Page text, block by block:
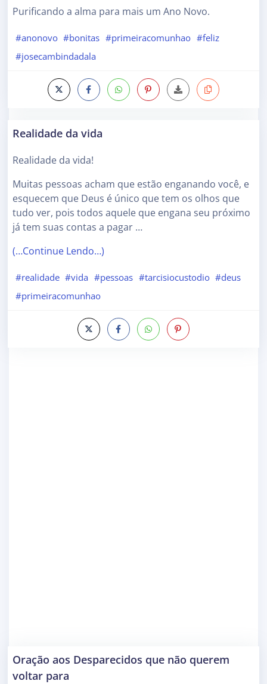
Purificando a alma para mais um Ano Novo.
#anonovo #bonitas #primeiracomunhao #feliz
#josecambindadala
Realidade da vida
Realidade da vida!
Muitas pessoas acham que estão enganando você, e
esquecem que Deus é único que tem os olhos que
tudo ver, pois todos aquele que engana seu próximo
já tem suas contas a pagar …
(…Continue Lendo…)
#realidade #vida #pessoas #tarcisiocustodio #deus
#primeiracomunhao
Oração aos Desparecidos que não querem
voltar para